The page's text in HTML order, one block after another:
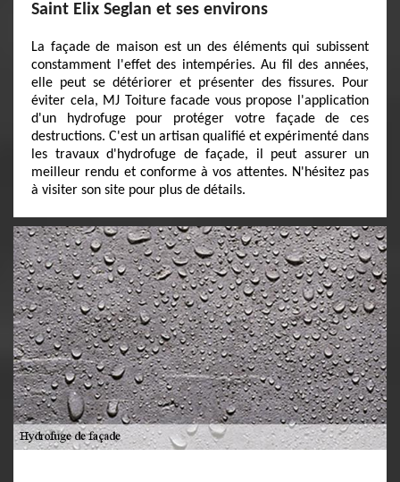
Saint Elix Seglan et ses environs
La façade de maison est un des éléments qui subissent
constamment l'effet des intempéries. Au fil des années,
elle peut se détériorer et présenter des fissures. Pour
éviter cela, MJ Toiture facade vous propose l'application
d'un hydrofuge pour protéger votre façade de ces
destructions. C'est un artisan qualifié et expérimenté dans
les travaux d'hydrofuge de façade, il peut assurer un
meilleur rendu et conforme à vos attentes. N'hésitez pas
à visiter son site pour plus de détails.